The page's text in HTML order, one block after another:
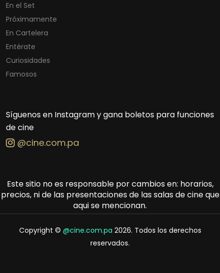
En el Set
Próximamente
En Cartelera
Entérate
Curiosidades
Famosos
Síguenos en Instagram y gana boletos para funciones
de cine
@cine.com.pa
Este sitio no es responsable por cambios en: horarios,
precios, ni de las presentaciones de las salas de cine que
aqui se mencionan.
Copyright © @cine.com.pa 2026. Todos los derechos
reservados.